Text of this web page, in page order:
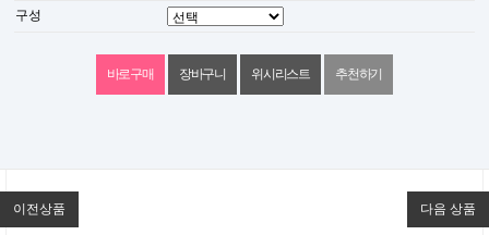
구성
위시리스트 추천하기
이전상품 다음 상품